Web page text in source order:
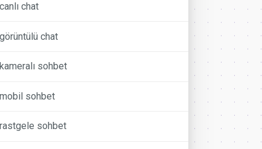
canlı chat
görüntülü chat
kameralı sohbet
mobil sohbet
rastgele sohbet